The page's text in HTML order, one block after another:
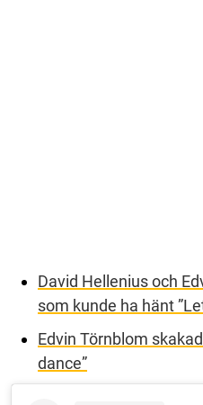
David Hellenius och
som kunde ha hänt
Edvin Törnblom
dance”